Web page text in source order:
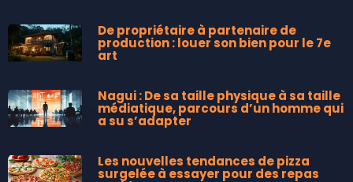
De propriétaire à partenaire de
production : louer son bien pour le 7e
art
Nagui : De sa taille physique à sa taille
médiatique, parcours d’un homme qui
a su s’adapter
Les nouvelles tendances de pizza
surgelée à essayer pour des repas